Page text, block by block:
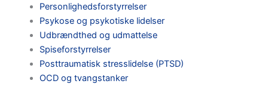
Personlighedsforstyrrelser
Psykose og psykotiske lidelser
Udbrændthed og udmattelse
Spiseforstyrrelser
Posttraumatisk stresslidelse (PTSD)
OCD og tvangstanker